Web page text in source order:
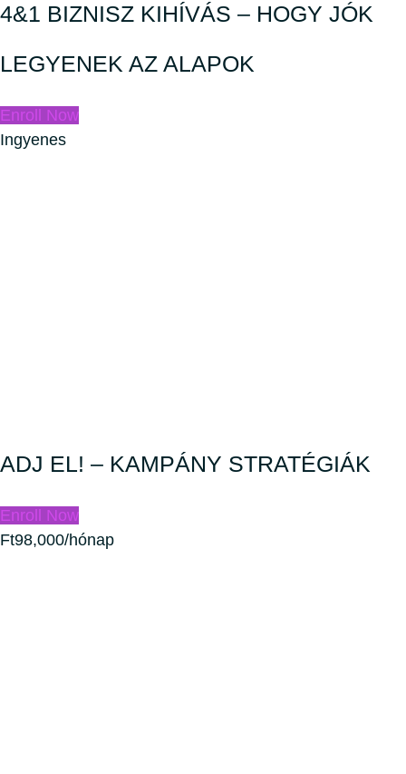
4&1 BIZNISZ KIHÍVÁS – HOGY JÓK
LEGYENEK AZ ALAPOK
Enroll Now
Ingyenes
ADJ EL! – KAMPÁNY STRATÉGIÁK
Enroll Now
Ft98,000/hónap